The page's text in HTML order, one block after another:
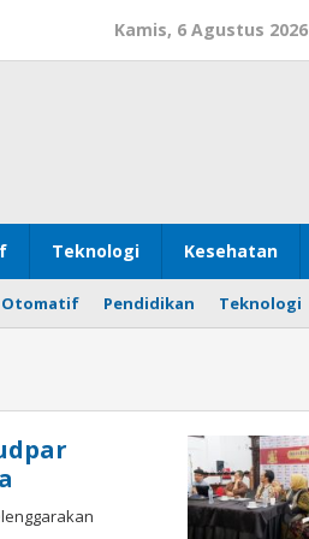
Kamis, 6 Agustus 2026
Teknologi Kesehatan
Otomatif Pendidikan Teknologi